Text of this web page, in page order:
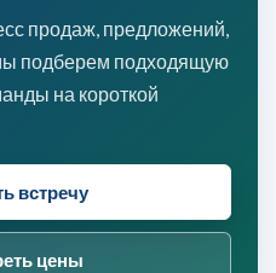
продаж, предложений,
подберем подходящую
на короткой
встречу
цены